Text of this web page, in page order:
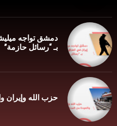
دمشق تواجه
بـ “رسائل حازمة”
حزب الله وإيران